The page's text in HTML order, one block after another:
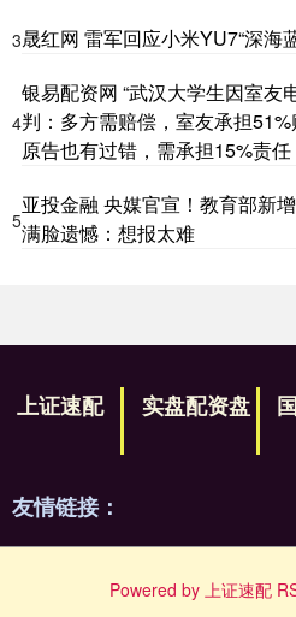
3晟红网 雷军回应小米YU7“深海
4
银易配资网 “武汉大学生因室友
判：多方需赔偿，室友承担
原告也有过错，需承担15%责任
5
亚投金融 央媒官宣！教育部新
满脸遗憾：想报太难
上证速配 实盘配资盘
友情链接：
Powered by 上证速配